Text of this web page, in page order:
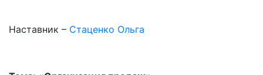
Наставник – Стаценко Ольга